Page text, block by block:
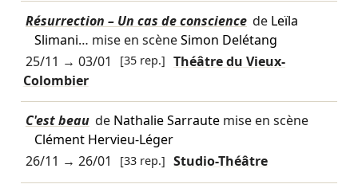
Résurrection – Un cas de conscience de Leïla
Slimani… mise en scèneSimon Delétang
25/11 → 03/01 [35 rep.] Théâtre du Vieux-
Colombier
C'est beau de Nathalie Sarrautemise en scène
Clément Hervieu-Léger
26/11 → 26/01 [33 rep.] Studio-Théâtre